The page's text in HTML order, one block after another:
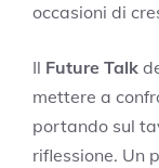
occasioni di
Il Future Talk
mettere a
portando sul
riflessione. Un